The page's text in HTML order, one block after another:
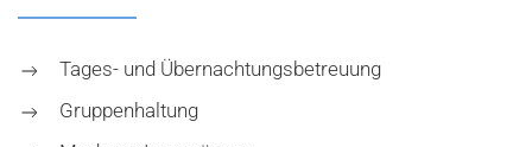
Tages- und Übernachtungsbetreuung
Gruppenhaltung